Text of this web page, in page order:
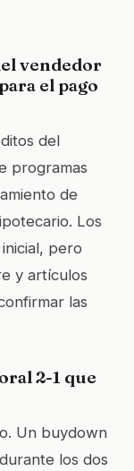
vendedor
el pago
del
programas
de
Los
pero
y artículos
las
2-1 que
Un buydown
los dos